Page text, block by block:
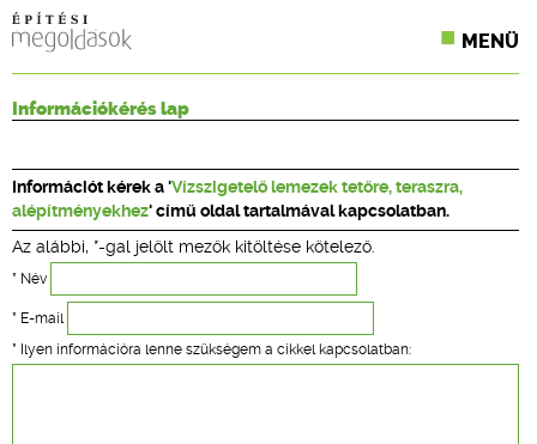
MENÜ
CPR TERMÉKKIÍRÁS
ÉPÍTÉSI JOG
ONLINE KÉPZÉSEK
TERVEZÉSI SEGÉDLETEK
Információkérés lap
Információt kérek a 'Vízszigetelő lemezek tetőre, teraszra,
alépítményekhez' című oldal tartalmával kapcsolatban.
Az alábbi, *-gal jelölt mezők kitöltése kötelező.
* Név
* E-mail
* Ilyen információra lenne szükségem a cikkel kapcsolatban: